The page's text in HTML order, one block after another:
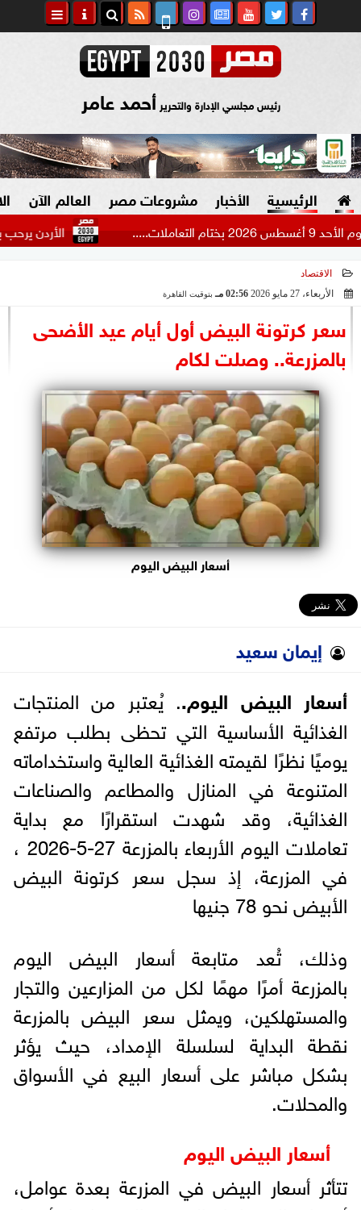
رئيس مجلسي الإدارة والتحرير أحمد عامر
الرئيسية الأخبار
السياسة
الرئاسة
البرلمان
الوزارات
الأحزاب
دين وفتاوى
مشروعات مصر العالم الآن
الأردن يرحب ببيان
الاقتصاد
الأربعاء، 27 مايو 2026
02:56 مـ بتوقيت القاهرة
سعر كرتونة البيض أول أيام عيد الأضحى
بالمزرعة.. وصلت لكام
أسعار البيض اليوم
إيمان سعيد
أسعار البيض اليوم.. يُعتبر من المنتجات
الغذائية الأساسية التي تحظى بطلب مرتفع
يوميًا نظرًا لقيمته الغذائية العالية واستخداماته
المتنوعة في المنازل والمطاعم والصناعات
الغذائية، وقد شهدت استقرارًا مع بداية
تعاملات اليوم الأربعاء بالمزرعة 27-5-2026 ،
في المزرعة، إذ سجل سعر كرتونة البيض
الأبيض نحو 78 جنيها
وذلك، تُعد متابعة أسعار البيض اليوم
بالمزرعة أمرًا مهمًا لكل من المزارعين والتجار
والمستهلكين، ويمثل سعر البيض بالمزرعة
نقطة البداية لسلسلة الإمداد، حيث يؤثر
بشكل مباشر على أسعار البيع في الأسواق
والمحلات.
أسعار البيض اليوم
تتأثر أسعار البيض في المزرعة بعدة عوامل،